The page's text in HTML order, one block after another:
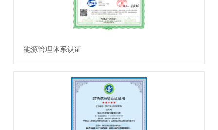
能源管理体系认证